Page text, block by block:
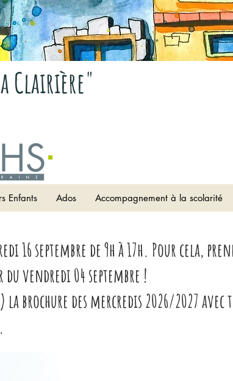
Clairière"
Enfants Ados Accompagnement à la scolarité
16 septembre de 9h à 17h. Pour cela,
vendredi 04 septembre !
brochure des mercredis 2026/2027 avec